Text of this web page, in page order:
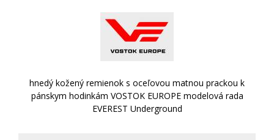
hnedý kožený remienok s oceľovou matnou prackou k
pánskym hodinkám VOSTOK EUROPE modelová rada
EVEREST Underground